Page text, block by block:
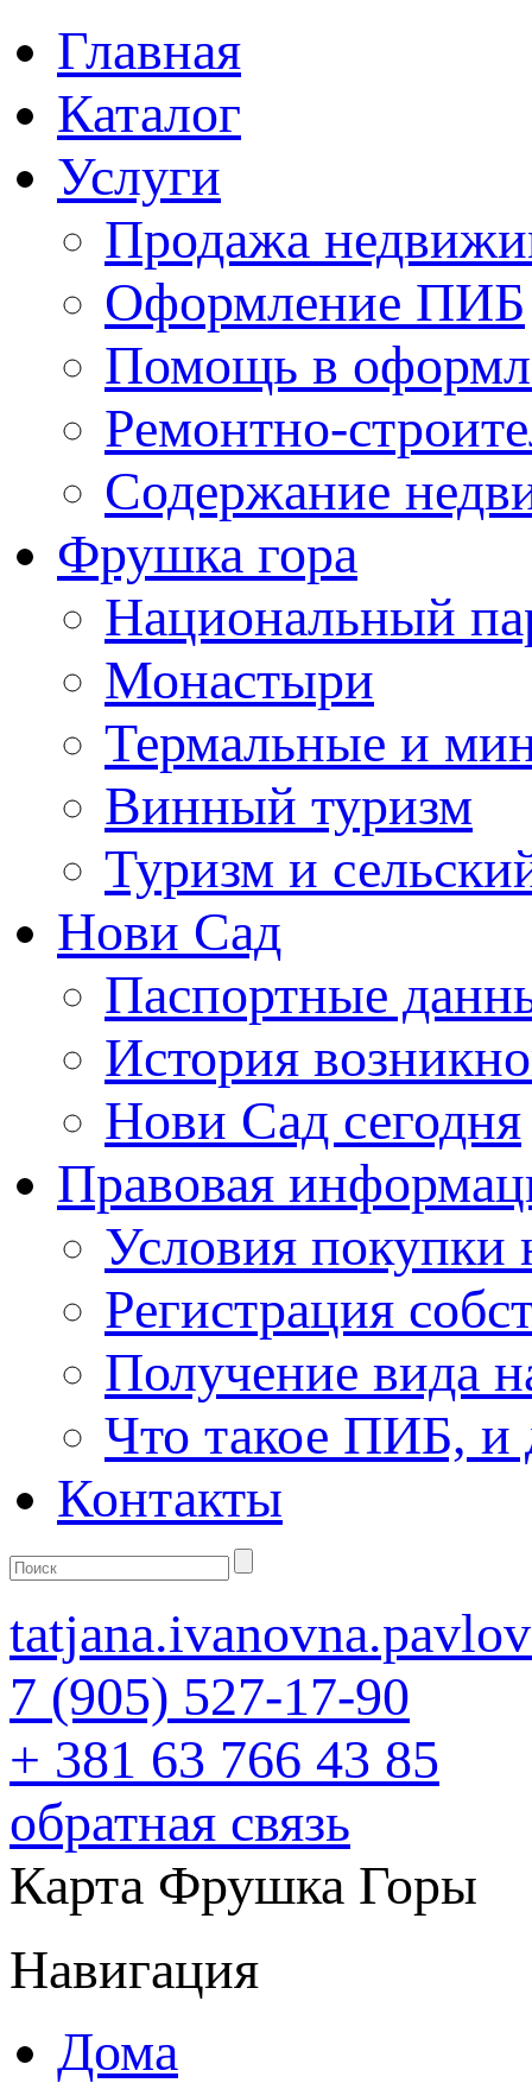
Главная
Каталог
Услуги
Продажа
Оформление ПИБ
Помощь в
Ремонтно-
Содержание
Фрушка гора
Национальный
Монастыри
Термальные и
Винный туризм
Туризм и
Нови Сад
Паспортные
История
Нови Сад сегодня
Правовая
Условия
Регистрация
Получение вида
Что такое ПИБ, и
Контакты
7 (905) 527-17-90
+ 381 63 766 43 85
обратная связь
Карта Фрушка Горы
Навигация
Дома